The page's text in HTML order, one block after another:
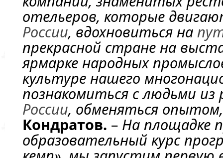
отельеров, которые
России, вдохновиться на
прекрасной стране на
ярмарке народных
культуре нашего
познакомиться с людьми из
России, обменяться
Кондратов. – На площадке
образовательный курс